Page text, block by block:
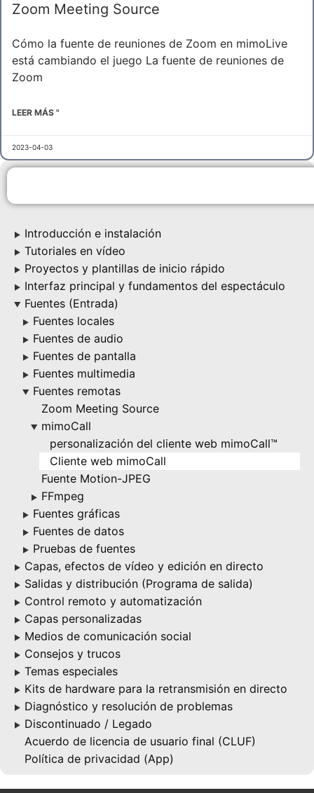
▶ Introducción e instalación
▶ Tutoriales en vídeo
▶ Proyectos y plantillas de inicio rápido
▶ Interfaz principal y fundamentos del espectáculo
▶ Fuentes (Entrada)
▶ Fuentes locales
▶ Fuentes de audio
▶ Fuentes de pantalla
▶ Fuentes multimedia
▶
Fuentes remotas
Zoom Meeting Source
▶
mimoCall
personalización del cliente web mimoCall™
Cliente web mimoCall
Fuente Motion-JPEG
▶ FFmpeg
▶ Fuentes gráficas
▶ Fuentes de datos
▶ Pruebas de fuentes
▶ Capas, efectos de vídeo y edición en directo
▶ Salidas y distribución (Programa de salida)
▶ Control remoto y automatización
▶ Capas personalizadas
▶ Medios de comunicación social
▶ Consejos y trucos
▶ Temas especiales
▶ Kits de hardware para la retransmisión en directo
▶ Diagnóstico y resolución de problemas
▶ Discontinuado / Legado
Acuerdo de licencia de usuario final (CLUF)
Política de privacidad (App)
Zoom Meeting Source
Cómo la fuente de reuniones de Zoom en mimoLive
está cambiando el juego La fuente de reuniones de
Zoom
LEER MÁS "
2023-04-03